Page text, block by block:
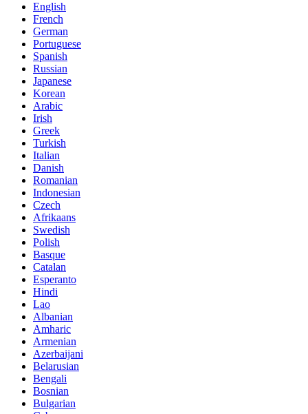
English
French
German
Portuguese
Spanish
Russian
Japanese
Korean
Arabic
Irish
Greek
Turkish
Italian
Danish
Romanian
Indonesian
Czech
Afrikaans
Swedish
Polish
Basque
Catalan
Esperanto
Hindi
Lao
Albanian
Amharic
Armenian
Azerbaijani
Belarusian
Bengali
Bosnian
Bulgarian